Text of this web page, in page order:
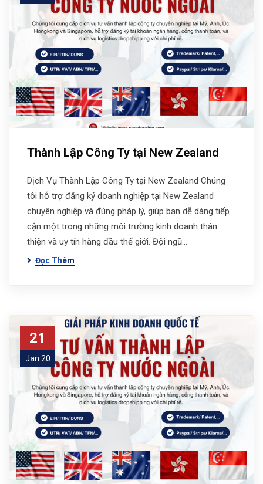
Thành Lập Công Ty tại New Zealand
Dịch Vụ Thành Lập Công Ty tại New Zealand Chúng
tôi hỗ trợ đăng ký doanh nghiệp tại New Zealand
chuyên nghiệp và đúng pháp lý, giúp bạn dễ dàng tiếp
cận một trong những môi trường kinh doanh thân
thiện và uy tín hàng đầu thế giới. Đội ngũ…
Đọc Thêm
21
Jan 20